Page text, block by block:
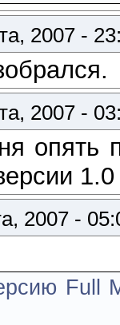
2007 -
2007 -
опять
2007 -
Full